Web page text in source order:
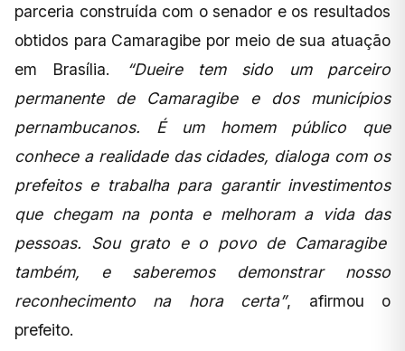
parceria construída com o senador e os resultados
obtidos para Camaragibe por meio de sua atuação
em Brasília.
“Dueire tem sido um parceiro
permanente de Camaragibe e dos municípios
pernambucanos. É um homem público que
conhece a realidade das cidades, dialoga com os
prefeitos e trabalha para garantir investimentos
que chegam na ponta e melhoram a vida das
pessoas. Sou grato e o povo de Camaragibe
também, e saberemos demonstrar nosso
reconhecimento na hora certa”, afirmou o
prefeito.